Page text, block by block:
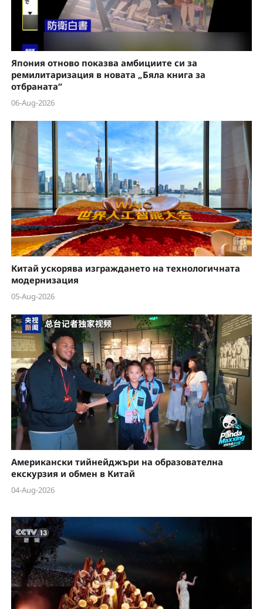
Япония отново показва амбициите си за
ремилитаризация в новата „Бяла книга за
отбраната“
06-Aug-2026
Китай ускорява изграждането на технологичната
модернизация
05-Aug-2026
Американски тийнейджъри на образователна
екскурзия и обмен в Китай
04-Aug-2026